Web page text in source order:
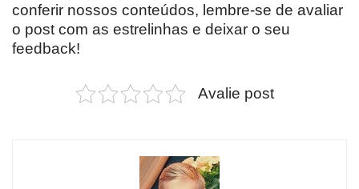
conferir nossos conteúdos, lembre-se de avaliar
o post com as estrelinhas e deixar o seu
feedback!
Avalie post